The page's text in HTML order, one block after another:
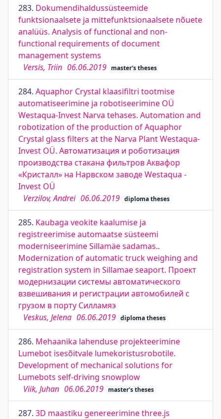
283. Dokumendihaldussüsteemide
funktsionaalsete ja mittefunktsionaalsete nõuete
analüüs. Analysis of functional and non-
functional requirements of document
management systems
Versis, Triin 06.06.2019 master's theses
284. Aquaphor Crystal klaasifiltri tootmise
automatiseerimine ja robotiseerimine OÜ
Westaqua-Invest Narva tehases. Automation and
robotization of the production of Aquaphor
Crystal glass filters at the Narva Plant Westaqua-
Invest OÜ. Автоматизация и роботизация
производства стакана фильтров Аквафор
«Кристалл» на Нарвском заводе Westaqua -
Invest OÜ
Verzilov, Andrei 06.06.2019 diploma theses
285. Kaubaga veokite kaalumise ja
registreerimise automaatse süsteemi
moderniseerimine Sillamäe sadamas..
Modernization of automatic truck weighing and
registration system in Sillamae seaport. Проект
модернизации системы автоматического
взвешивания и регистрации автомобилей с
грузом в порту Силламяэ
Veskus, Jelena 06.06.2019 diploma theses
286. Mehaanika lahenduse projekteerimine
Lumebot isesõitvale lumekoristusrobotile.
Development of mechanical solutions for
Lumebots self-driving snowplow
Viik, Juhan 06.06.2019 master's theses
287. 3D maastiku genereerimine three.js